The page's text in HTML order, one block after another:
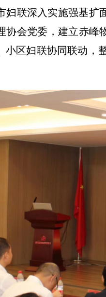
妇联深入实施强基扩
协会党委 ，建立赤峰
小区妇联协同联动，